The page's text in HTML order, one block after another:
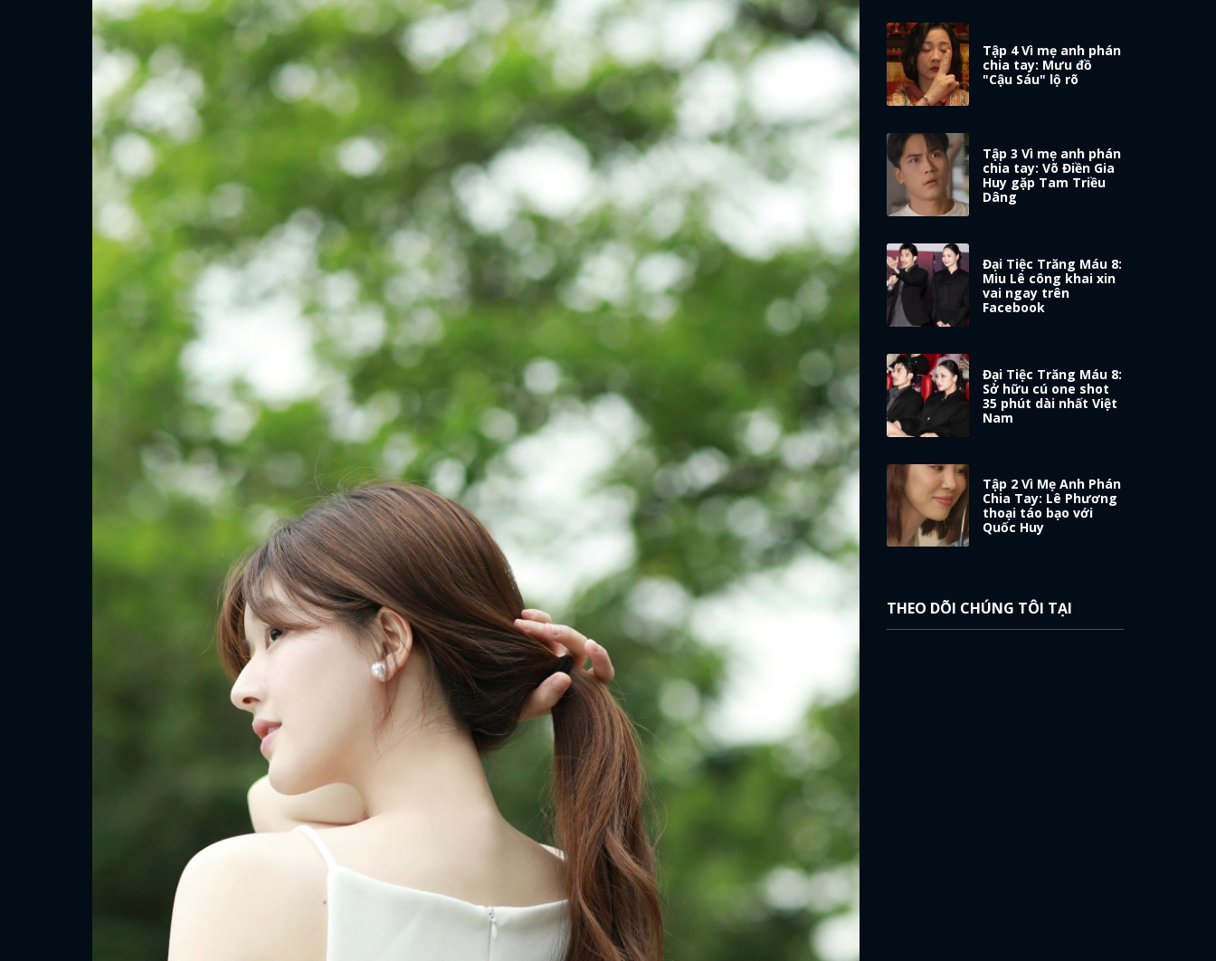
ĐĂNG NHẬP
Tập 4 Vì mẹ anh phán
chia tay: Mưu đồ
"Cậu Sáu" lộ rõ
Tập 3 Vì mẹ anh phán
chia tay: Võ Điền Gia
Huy gặp Tam Triều
Dâng
Đại Tiệc Trăng Máu 8:
Miu Lê công khai xin
vai ngay trên
Facebook
Đại Tiệc Trăng Máu 8:
Sở hữu cú one shot
35 phút dài nhất Việt
Nam
Tập 2 Vì Mẹ Anh Phán
Chia Tay: Lê Phương
thoại táo bạo với
Quốc Huy
THEO DÕI CHÚNG TÔI TẠI